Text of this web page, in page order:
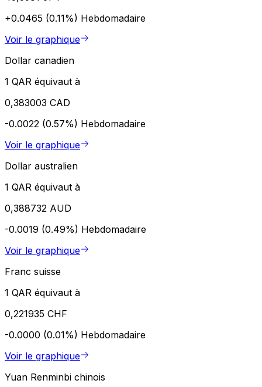
+0.0465 (0.11%) Hebdomadaire
Voir le graphique
Dollar canadien
1 QAR équivaut à
0,383003 CAD
-0.0022 (0.57%) Hebdomadaire
Voir le graphique
Dollar australien
1 QAR équivaut à
0,388732 AUD
-0.0019 (0.49%) Hebdomadaire
Voir le graphique
Franc suisse
1 QAR équivaut à
0,221935 CHF
-0.0000 (0.01%) Hebdomadaire
Voir le graphique
Yuan Renminbi chinois